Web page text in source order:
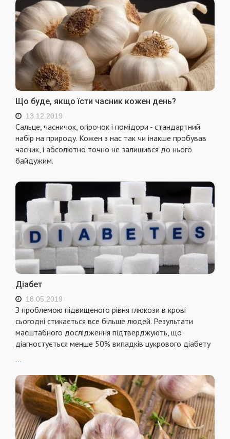
Що буде, якщо їсти часник кожен день?
13.12.2019
Сальце, часничок, огірочок і помідори - стандартний
набір на природу. Кожен з нас так чи інакше пробував
часник, і абсолютно точно не залишився до нього
байдужим.
Діабет
18.05.2019
З проблемою підвищеного рівня глюкози в крові
сьогодні стикається все більше людей. Результати
масштабного дослідження підтверджують, що
діагностується менше 50% випадків цукрового діабету